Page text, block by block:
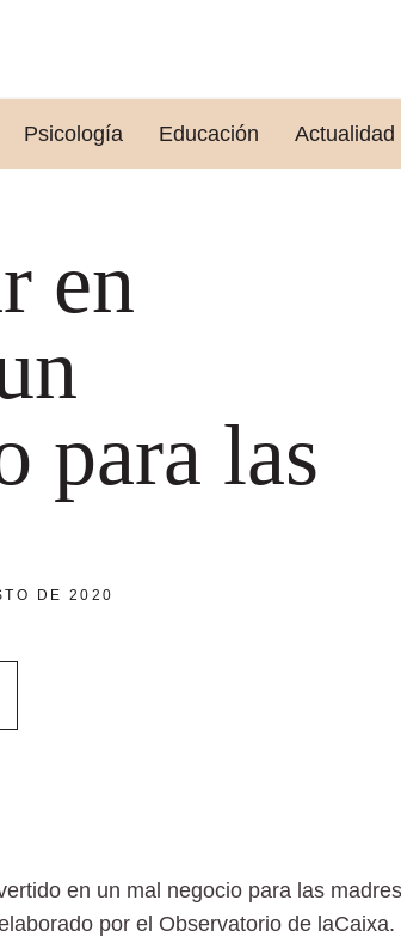
Psicología Educación Actualidad
en
para las
DE 2020
en un mal negocio para las
por el Observatorio de laCaixa.